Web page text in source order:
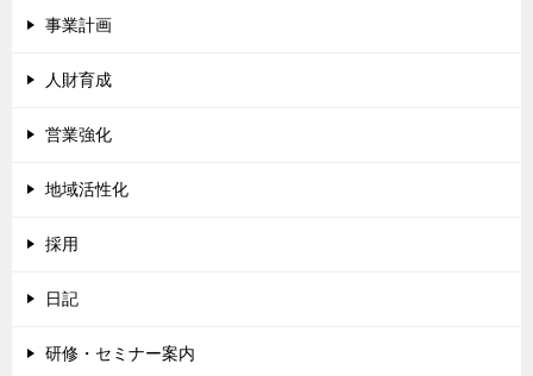
事業計画
人財育成
営業強化
地域活性化
採用
日記
研修・セミナー案内